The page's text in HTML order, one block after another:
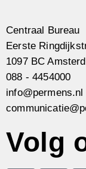
Centraal Bureau
Eerste
1097 BC
088 - 4454000
info@permens.nl
Volg